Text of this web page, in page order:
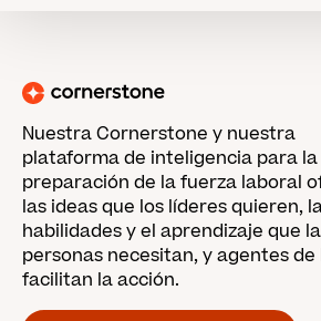
Nuestra Cornerstone y nuestra
plataforma de inteligencia para la
preparación de la fuerza laboral
las ideas que los líderes quieren,
habilidades y el aprendizaje que
personas necesitan, y agentes de
facilitan la acción.